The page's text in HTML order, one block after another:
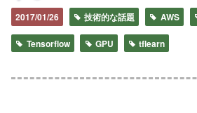
2017/01/26 技術的な話題 AWS
Tensorflow GPU tflearn